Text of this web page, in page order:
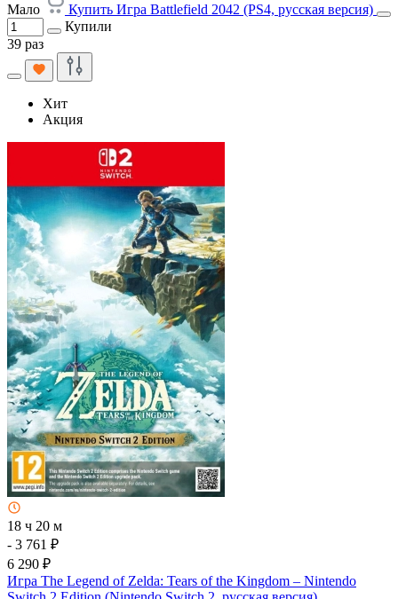
Мало
Купить Игра Battlefield 2042 (PS4, русская версия)
Купили
39 раз
Хит
Акция
18 ч 20 м
- 3 761 ₽
6 290 ₽
Игра The Legend of Zelda: Tears of the Kingdom – Nintendo